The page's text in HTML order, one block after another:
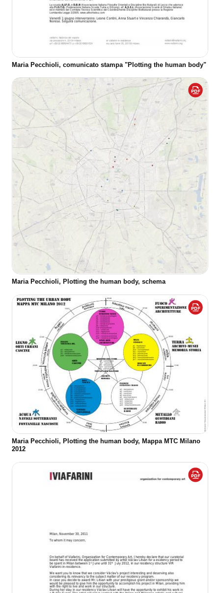
Maria Pecchioli, comunicato stampa "Plotting the human body"
Maria Pecchioli, Plotting the human body, schema
Maria Pecchioli, Plotting the human body, Mappa MTC Milano
2012